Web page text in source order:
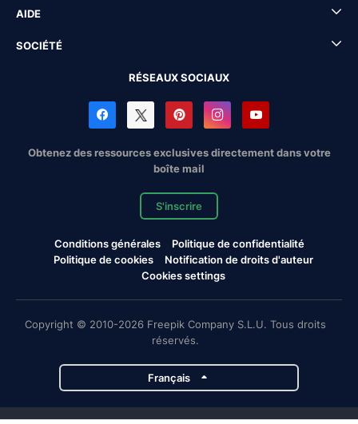
AIDE
SOCIÉTÉ
RÉSEAUX SOCIAUX
Obtenez des ressources exclusives directement dans votre
boîte mail
S'inscrire
Conditions générales
Politique de confidentialité
Politique de cookies
Notification de droits d'auteur
Cookies settings
Copyright © 2010-2026 Freepik Company S.L.U. Tous droits
réservés.
Français